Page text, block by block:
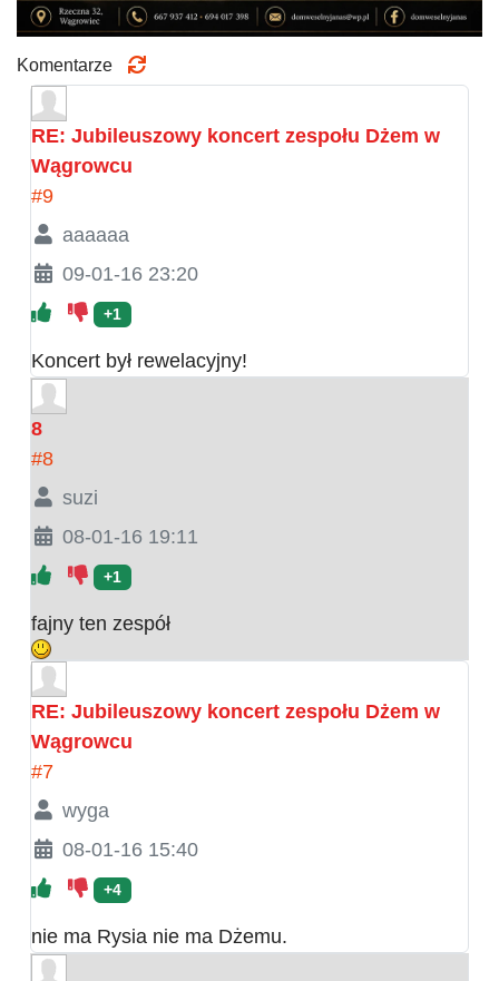
Komentarze
RE: Jubileuszowy koncert zespołu Dżem w
Wągrowcu
#9
aaaaaa
09-01-16 23:20
+1
Koncert był rewelacyjny!
8
#8
suzi
08-01-16 19:11
+1
fajny ten zespół
RE: Jubileuszowy koncert zespołu Dżem w
Wągrowcu
#7
wyga
08-01-16 15:40
+4
nie ma Rysia nie ma Dżemu.